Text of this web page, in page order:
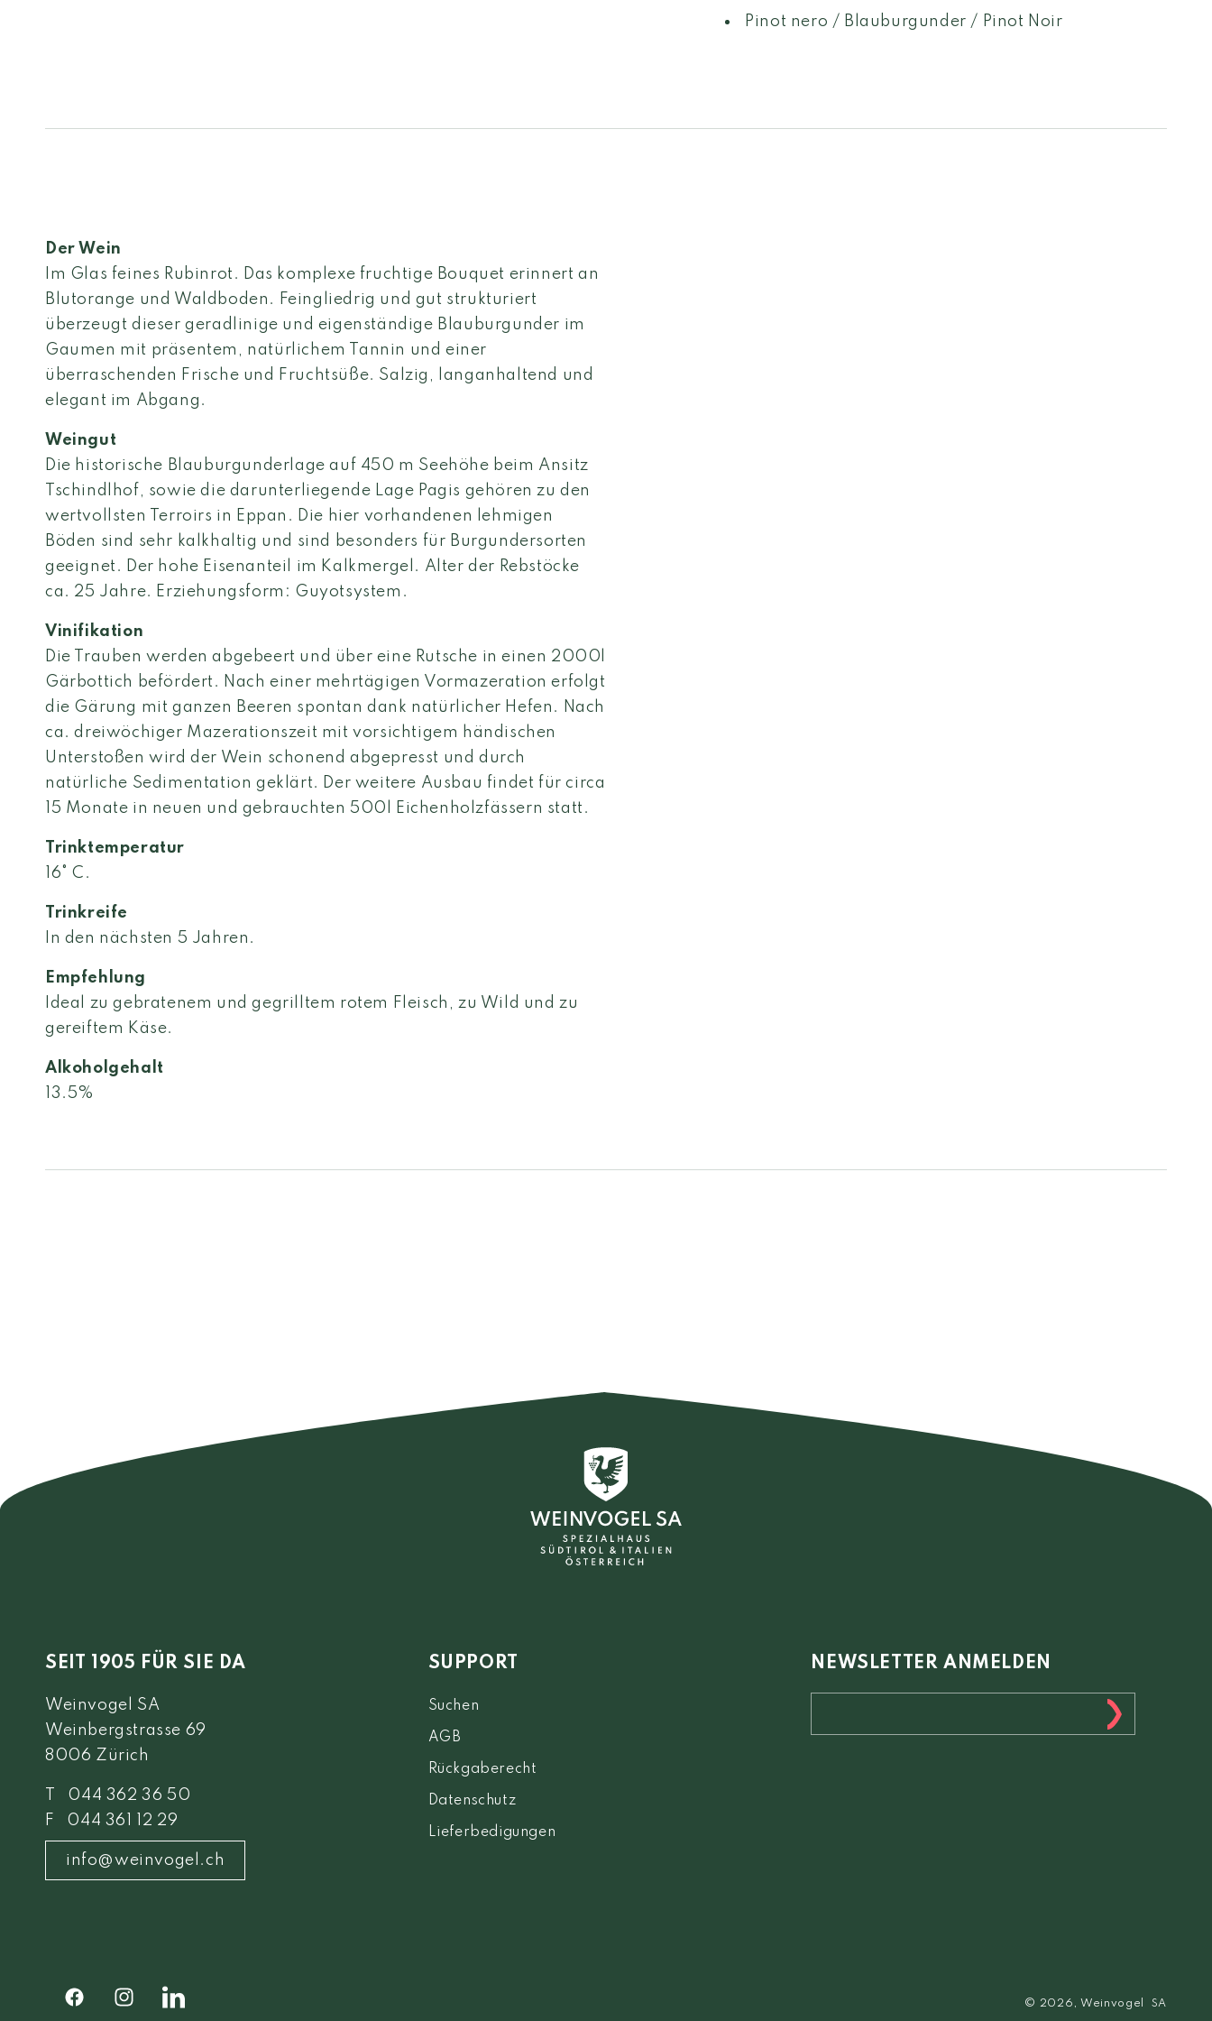
Pinot nero / Blauburgunder / Pinot Noir
Der Wein
Im Glas feines Rubinrot. Das komplexe fruchtige Bouquet erinnert an
Blutorange und Waldboden. Feingliedrig und gut strukturiert
überzeugt dieser geradlinige und eigenständige Blauburgunder im
Gaumen mit präsentem, natürlichem Tannin und einer
überraschenden Frische und Fruchtsüße. Salzig, langanhaltend und
elegant im Abgang.
Weingut
Die historische Blauburgunderlage auf 450 m Seehöhe beim Ansitz
Tschindlhof, sowie die darunterliegende Lage Pagis gehören zu den
wertvollsten Terroirs in Eppan. Die hier vorhandenen lehmigen
Böden sind sehr kalkhaltig und sind besonders für Burgundersorten
geeignet. Der hohe Eisenanteil im Kalkmergel. Alter der Rebstöcke
ca. 25 Jahre. Erziehungsform: Guyotsystem.
Vinifikation
Die Trauben werden abgebeert und über eine Rutsche in einen 2000l
Gärbottich befördert. Nach einer mehrtägigen Vormazeration erfolgt
die Gärung mit ganzen Beeren spontan dank natürlicher Hefen. Nach
ca. dreiwöchiger Mazerationszeit mit vorsichtigem händischen
Unterstoßen wird der Wein schonend abgepresst und durch
natürliche Sedimentation geklärt. Der weitere Ausbau findet für circa
15 Monate in neuen und gebrauchten 500l Eichenholzfässern statt.
Trinktemperatur
16° C.
Trinkreife
In den nächsten 5 Jahren.
Empfehlung
Ideal zu gebratenem und gegrilltem rotem Fleisch, zu Wild und zu
gereiftem Käse.
Alkoholgehalt
13.5%
SEIT 1905 FÜR SIE DA
Weinvogel SA
Weinbergstrasse 69
8006 Zürich
T 044 362 36 50
F 044 361 12 29
info@weinvogel.ch
SUPPORT
Suchen
AGB
Rückgaberecht
Datenschutz
Lieferbedigungen
NEWSLETTER ANMELDEN
FacebookInstagramFacebook © 2026, Weinvogel SA